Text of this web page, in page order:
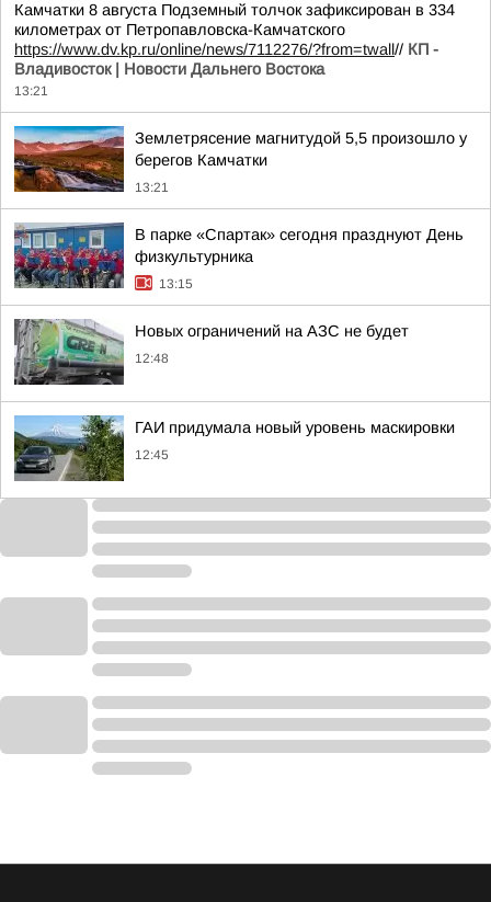
Камчатки 8 августа Подземный толчок зафиксирован в 334
километрах от Петропавловска-Камчатского
https://www.dv.kp.ru/online/news/7112276/?from=twall// КП -
Владивосток | Новости Дальнего Востока
13:21
Землетрясение магнитудой 5,5 произошло у
берегов Камчатки
13:21
В парке «Спартак» сегодня празднуют День
физкультурника
13:15
Новых ограничений на АЗС не будет
12:48
ГАИ придумала новый уровень маскировки
12:45